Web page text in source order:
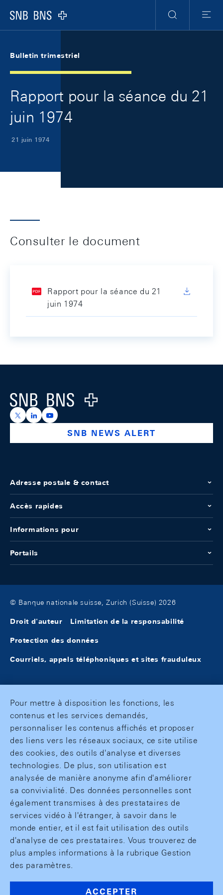
Logo
RechercheMenu
Bulletin trimestriel
Rapport pour la séance du 21
juin 1974
21 juin 1974
Consulter le document
Rapport pour la séance du 21
juin 1974
Logo
https://x.com/snb_bns
https://ch.linkedin.com/company/swiss-national-
https://www.youtube.com/@swissnationalbank
SNB NEWS ALERT
Adresse postale & contact
Accès rapides
Informations pour
Portails
© Banque nationale suisse, Zurich (Suisse) 2026
Droit d'auteur Limitation de la responsabilité
Protection des données
Courriels, appels téléphoniques et sites frauduleux
Pour mettre à disposition les fonctions, les
contenus et les services demandés,
personnaliser les contenus affichés et proposer
des liens vers les réseaux sociaux, ce site utilise
des cookies, des outils d'analyse et diverses
technologies. De plus, son utilisation est
analysée de manière anonyme afin d'améliorer
sa convivialité. Des données personnelles sont
également transmises à des prestataires de
services vidéo à l'étranger, à savoir dans le
monde entier, et il est fait utilisation des outils
d'analyse de ces prestataires. Vous trouverez de
plus amples informations à la rubrique Gestion
des paramètres.
ACCEPTER